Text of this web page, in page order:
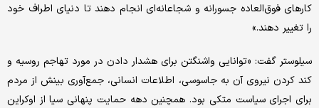
کارهای فوق‌العاده جسورانه و شجاعانه‌ای انجام دهند تا دنیای اطراف خود
را تغییر دهند.»
سیلوستر گفت: «توانایی واشنگتن برای هشدار دادن در مورد تهاجم روسیه و
کند کردن نیروی آن به جاسوسی، اطلاعات انسانی، جمع‌آوری بینش از مردم
برای اجرای سیاست متکی بود. همچنین دهه حمایت پنهانی سیا از اوکراین